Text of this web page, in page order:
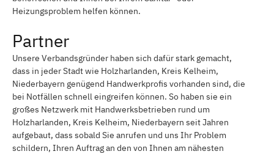
Heizungsproblem helfen können.
Partner
Unsere Verbandsgründer haben sich dafür stark gemacht,
dass in jeder Stadt wie Holzharlanden, Kreis Kelheim,
Niederbayern genügend Handwerkprofis vorhanden sind, die
bei Notfällen schnell eingreifen können. So haben sie ein
großes Netzwerk mit Handwerksbetrieben rund um
Holzharlanden, Kreis Kelheim, Niederbayern seit Jahren
aufgebaut, dass sobald Sie anrufen und uns Ihr Problem
schildern, Ihren Auftrag an den von Ihnen am nähesten